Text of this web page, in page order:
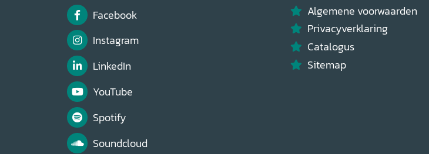
Facebook
Instagram
LinkedIn
YouTube
Spotify
Soundcloud
Algemene voorwaarden
Privacyverklaring
Catalogus
Sitemap